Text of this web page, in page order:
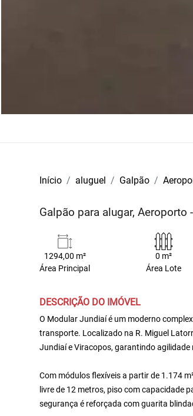
Início aluguel Galpão
Galpão para alugar, Aeroporto
1294,00 m²
Área Principal
0 m²
Área Lote
DESCRIÇÃO DO IMÓVEL
O Modular Jundiaí é um moderno
transporte. Localizado na R. Miguel
Jundiaí e Viracopos, garantindo agilidade
Com módulos flexíveis a partir de 1.174
livre de 12 metros, piso com capacidade
segurança é reforçada com guarita